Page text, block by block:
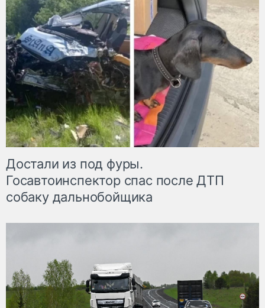
Достали из под фуры.
Госавтоинспектор спас после ДТП
собаку дальнобойщика